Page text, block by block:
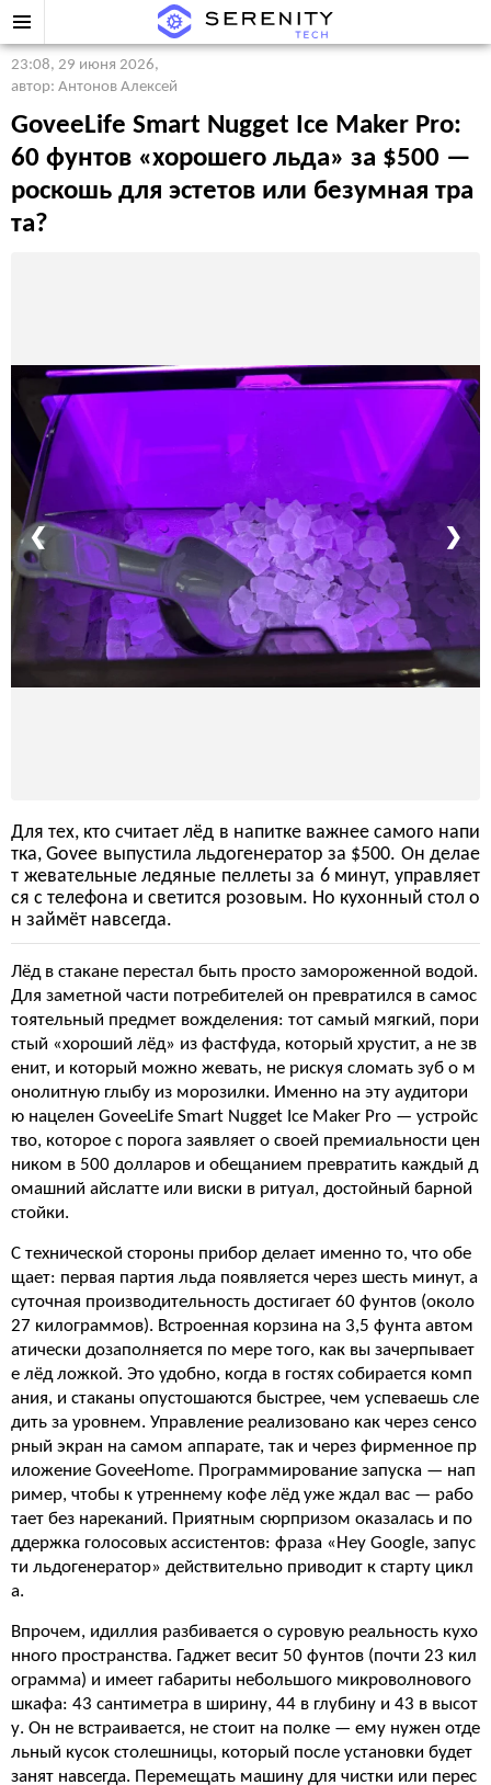
23:08, 29 июня 2026,
автор: Антонов Алексей
GoveeLife Smart Nugget Ice Maker Pro:
60 фунтов «хорошего льда» за $500 —
роскошь для эстетов или безумная тра
та?
❮ ❯
Для тех, кто считает лёд в напитке важнее самого напи
тка, Govee выпустила льдогенератор за $500. Он делае
т жевательные ледяные пеллеты за 6 минут, управляет
ся с телефона и светится розовым. Но кухонный стол о
н займёт навсегда.
Лёд в стакане перестал быть просто замороженной водой.
Для заметной части потребителей он превратился в самос
тоятельный предмет вожделения: тот самый мягкий, пори
стый «хороший лёд» из фастфуда, который хрустит, а не зв
енит, и который можно жевать, не рискуя сломать зуб о м
онолитную глыбу из морозилки. Именно на эту аудитори
ю нацелен GoveeLife Smart Nugget Ice Maker Pro — устройс
тво, которое с порога заявляет о своей премиальности цен
ником в 500 долларов и обещанием превратить каждый д
омашний айслатте или виски в ритуал, достойный барной
стойки.
С технической стороны прибор делает именно то, что обе
щает: первая партия льда появляется через шесть минут, а
суточная производительность достигает 60 фунтов (около
27 килограммов). Встроенная корзина на 3,5 фунта автом
атически дозаполняется по мере того, как вы зачерпывает
е лёд ложкой. Это удобно, когда в гостях собирается комп
ания, и стаканы опустошаются быстрее, чем успеваешь сле
дить за уровнем. Управление реализовано как через сенсо
рный экран на самом аппарате, так и через фирменное пр
иложение GoveeHome. Программирование запуска — нап
ример, чтобы к утреннему кофе лёд уже ждал вас — рабо
тает без нареканий. Приятным сюрпризом оказалась и по
ддержка голосовых ассистентов: фраза «Hey Google, запус
ти льдогенератор» действительно приводит к старту цикл
а.
Впрочем, идиллия разбивается о суровую реальность кухо
нного пространства. Гаджет весит 50 фунтов (почти 23 кил
ограмма) и имеет габариты небольшого микроволнового
шкафа: 43 сантиметра в ширину, 44 в глубину и 43 в высот
у. Он не встраивается, не стоит на полке — ему нужен отде
льный кусок столешницы, который после установки будет
занят навсегда. Перемещать машину для чистки или перес